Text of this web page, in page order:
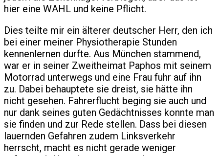
hier eine WAHL und keine Pflicht.
Dies teilte mir ein älterer deutscher Herr, den ich
bei einer meiner Physiotherapie Stunden
kennenlernen durfte. Aus München stammend,
war er in seiner Zweitheimat Paphos mit seinem
Motorrad unterwegs und eine Frau fuhr auf ihn
zu. Dabei behauptete sie dreist, sie hätte ihn
nicht gesehen. Fahrerflucht beging sie auch und
nur dank seines guten Gedächtnisses konnte man
sie finden und zur Rede stellen. Dass bei diesen
lauernden Gefahren zudem Linksverkehr
herrscht, macht es nicht gerade weniger